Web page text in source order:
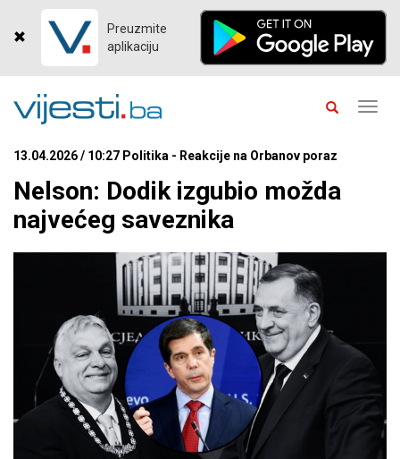
Preuzmite
aplikaciju
13.04.2026 / 10:27 Politika - Reakcije na Orbanov poraz
Nelson: Dodik izgubio možda
najvećeg saveznika